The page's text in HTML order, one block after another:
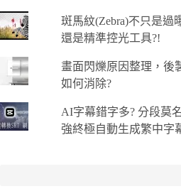
斑馬紋(Zebra)不只是過
還是精準控光工具?!
畫面閃爍原因整理，後
如何消除?
AI字幕錯字多? 分段莫
強終極自動生成繁中字